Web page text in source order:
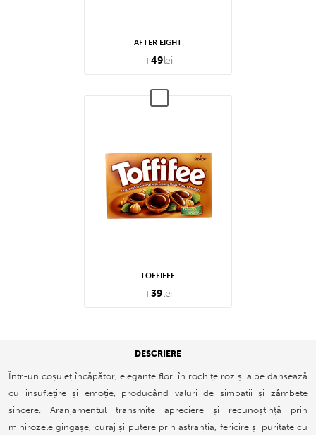
AFTER EIGHT
+49lei
TOFFIFEE
+39lei
DESCRIERE
Într-un coșuleț încăpător, elegante flori în rochițe roz și albe dansează
cu insuflețire și emoție, producând valuri de simpatii și zâmbete
sincere. Aranjamentul transmite apreciere și recunoștință prin
minirozele gingașe, curaj și putere prin astrantia, fericire și puritate cu